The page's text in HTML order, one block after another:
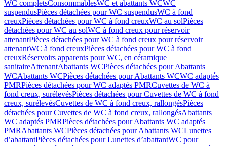
WC completsConsommablesWC et abattants WCWC
suspendusPièces détachées pour WC suspendusWC à fond
creuxPièces détachées pour WC à fond creuxWC au solPièces
détachées pour WC au solWC à fond creux pour réservoir
attenantPièces détachées pour WC à fond creux pour réservoir
attenantWC à fond creuxPièces détachées pour WC à fond
creuxRéservoirs apparents pour WC, en céramique
sanitaireAttenantAbattants WCPièces détachées pour Abattants
WCAbattants WCPièces détachées pour Abattants WCWC adaptés
PMRPièces détachées pour WC adaptés PMRCuvettes de WC à
fond creux, surélevésPièces détachées pour Cuvettes de WC à fond
creux, surélevésCuvettes de WC à fond creux, rallongésPièces
détachées pour Cuvettes de WC à fond creux, rallongésAbattants
WC adaptés PMRPièces détachées pour Abattants WC adaptés
PMRAbattants WCPièces détachées pour Abattants WCLunettes
d’abattantPièces détachées pour Lunettes d’abattantWC pour